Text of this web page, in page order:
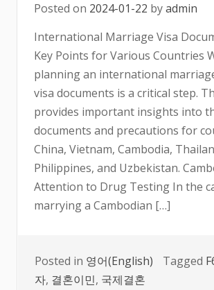
Posted on 2024-01-22 byadmin
International Marriage Visa
Key Points for Various Countries
planning an international
visa documents is a critical step.
provides important insights into
documents and precautions for
China, Vietnam, Cambodia,
Philippines, and Uzbekistan.
Attention to Drug Testing In the
marrying a Cambodian […]
Posted in 영어(English) Tagged
자, 결혼이민, 국제결혼